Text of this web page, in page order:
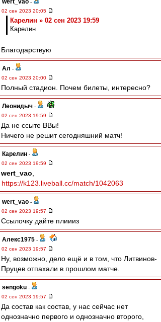
wert_vao -
02 сен 2023 20:05
Карелин » 02 сен 2023 19:59
Карелин
Благодарствую
Ал -
02 сен 2023 20:00
Полный стадион. Почем билеты, интересно?
Леонидыч -
02 сен 2023 19:59
Да не ссыте ВВы!
Ничего не решит сегодняшний матч!
Карелин -
02 сен 2023 19:59
wert_vao
https://k123.liveball.cc/match/1042063
wert_vao -
02 сен 2023 19:57
Ссылочку дайте плиииз
Алекс1975 -
02 сен 2023 19:57
Ну, возможно, дело ещё и в том, что Литвинов-
Пруцев отпахали в прошлом матче.
sengoku -
02 сен 2023 19:57
Да состав как состав, у нас сейчас нет
однозначно первого и однозначно второго,